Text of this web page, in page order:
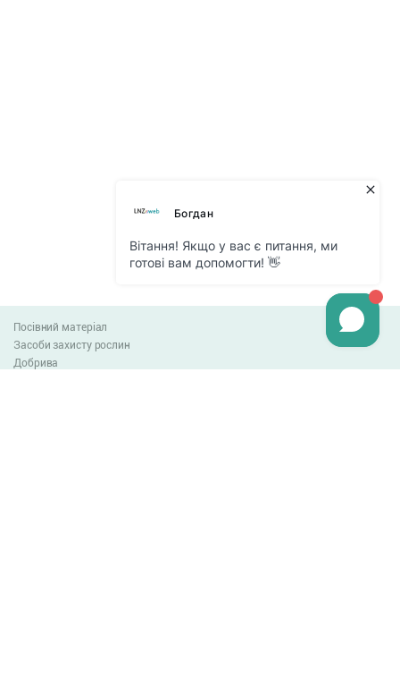
Посівний матеріал
Засоби захисту рослин
Добрива